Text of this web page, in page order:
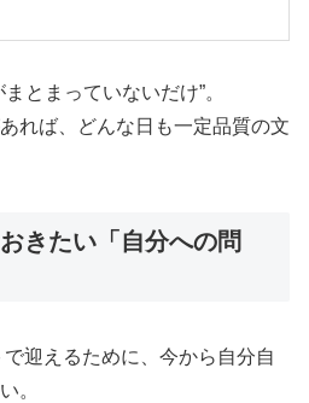
とまっていないだけ”。
れば、どんな日も一定品質の文
きたい「自分への問
迎えるために、今から自分自
。